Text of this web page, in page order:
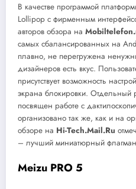
В качестве программой
Lollipop с фирменным
авторов обзора на
самых сбалансированных на
плавно, не перегружена
дизайнеров есть вкус.
присутствует возможность
экрана блокировки. Отдельный
посвящен работе с
организовано так же, как и на
обзоре на Hi-Tech.Mail.Ru
– лучший миниатюрный
Meizu PRO 5